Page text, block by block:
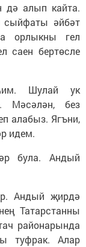
дә алып кайта.
әйбәт
орлыкны гел
саен бертөсле
Шулай ук
Мәсәлән, без
алабыз. Ягъни,
идем.
була. Андый
Андый җирдә
Татарстанны
районарында
туфрак. Алар